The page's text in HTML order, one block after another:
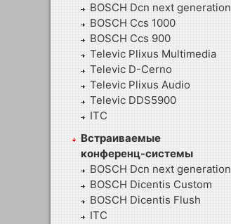
BOSCH Dcn next generation
BOSCH Ccs 1000
BOSCH Ccs 900
Televic Plixus Multimedia
Televic D-Cerno
Televic Plixus Audio
Televic DDS5900
ITC
Встраиваемые
конференц-системы
BOSCH Dcn next generation
BOSCH Dicentis Custom
BOSCH Dicentis Flush
ITC